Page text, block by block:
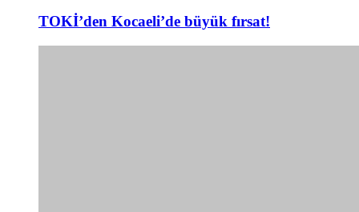
TOKİ’den Kocaeli’de büyük fırsat!